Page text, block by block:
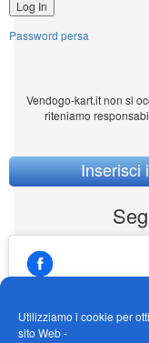
Utilizziamo i cookie per
sito Web -
Password persa
Vendogo-kart.it non si
riteniamo
Inserisci